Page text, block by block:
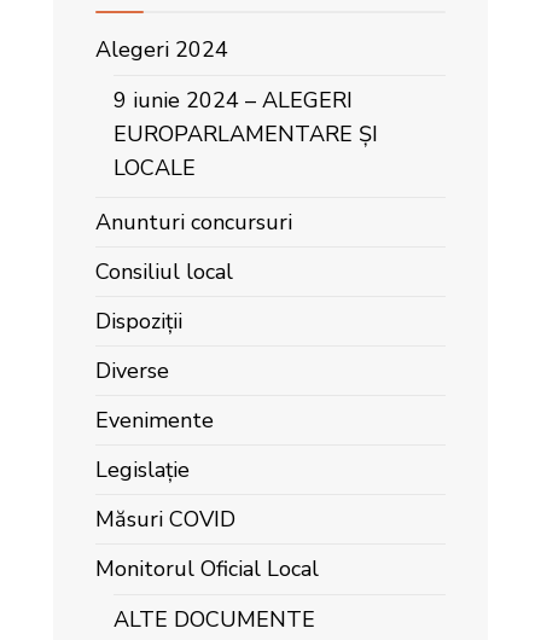
Alegeri 2024
9 iunie 2024 – ALEGERI
EUROPARLAMENTARE ȘI
LOCALE
Anunturi concursuri
Consiliul local
Dispoziții
Diverse
Evenimente
Legislație
Măsuri COVID
Monitorul Oficial Local
ALTE DOCUMENTE